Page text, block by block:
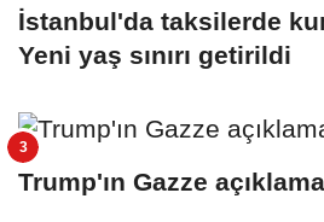
İstanbul'da taksilerde
Yeni yaş sınırı getirildi
Trump'ın Gazze